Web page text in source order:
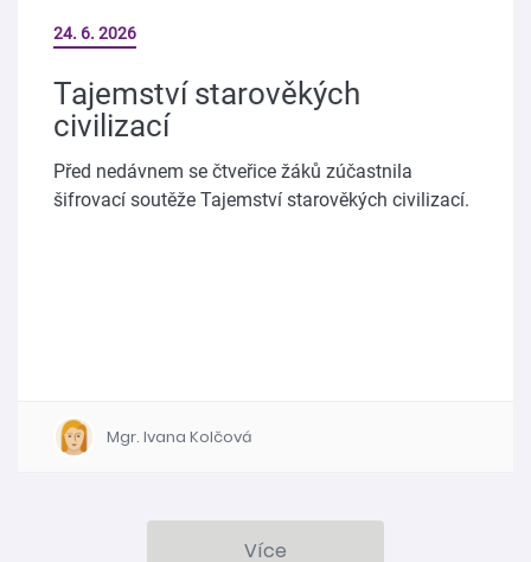
24. 6. 2026
Tajemství starověkých
civilizací
Před nedávnem se čtveřice žáků zúčastnila
šifrovací soutěže Tajemství starověkých civilizací.
Mgr. Ivana Kolčová
Více